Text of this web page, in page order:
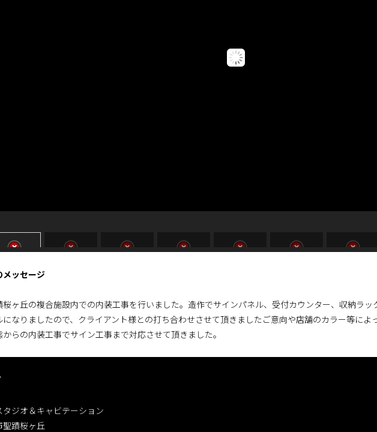
メッセージ
ヶ丘の複合施設内での内装工事を行いました。造作でサインパネル、受付カウンター、収納ラッ
なりましたので、クライアント様との打ち合わせさせて頂きましたご意向や店舗のカラー等によ
らの内装工事でサイン工事まで対応させて頂きました。
ジオ＆キャビテーション
聖蹟桜ヶ丘